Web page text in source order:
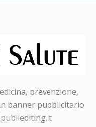
prevenzione,
banner pubblicitario